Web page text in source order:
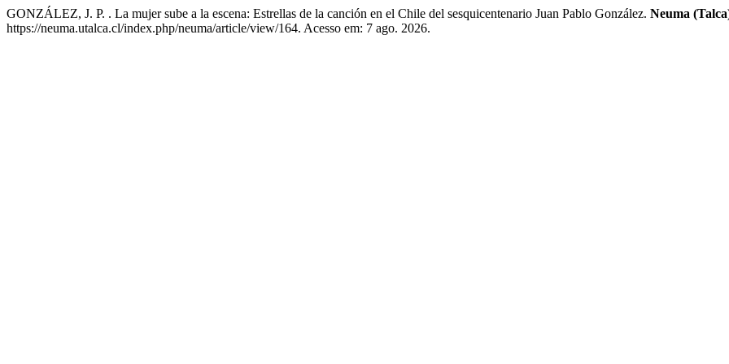
GONZÁLEZ, J. P. . La mujer sube a la escena: Estrellas de la canción en el Chile del sesquicentenario Juan Pablo González. Neuma
https://neuma.utalca.cl/index.php/neuma/article/view/164. Acesso em: 7 ago. 2026.